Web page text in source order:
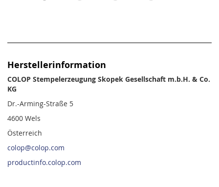
Herstellerinformation
COLOP Stempelerzeugung Skopek Gesellschaft m.b.H. & Co.
KG
Dr.-Arming-Straße 5
4600 Wels
Österreich
colop@colop.com
productinfo.colop.com